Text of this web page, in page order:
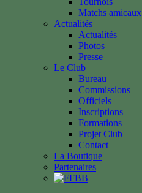
Matchs amicaux
Actualités
Actualités
Photos
Presse
Le Club
Bureau
Commissions
Officiels
Inscriptions
Formations
Projet Club
Contact
La Boutique
Partenaires